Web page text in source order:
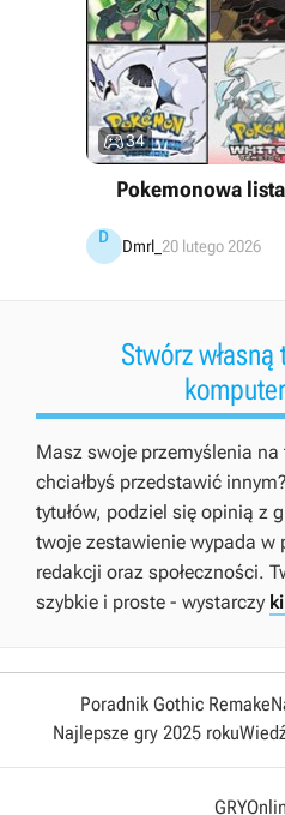
34
Pokemonowa
D Dmrl_ 20 lutego 2026
Stwórz
Masz swoje przemyślenia
chciałbyś przedstawić
tytułów, podziel się opinią z
twoje zestawienie wypada
redakcji oraz społeczności.
szybkie i proste - wystarczy
Poradnik Gothic Remake
Najlepsze gry 2025 roku